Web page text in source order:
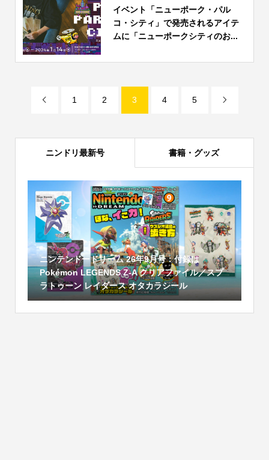
イベント「ニューポーク・パル
コ・シティ」で発売されるアイテ
ムに「ニューポークシティのお...
 1 2 3 4 5 
ニンドリ最新号 書籍・グッズ
ニンテンドードリーム 26年9月号：付録は
Pokémon LEGENDS Z-A クリアファイル／スプ
ラトゥーン レイダース オタカラシール